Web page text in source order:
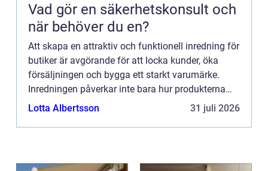
Vad gör en säkerhetskonsult och
när behöver du en?
Att skapa en attraktiv och funktionell inredning för
butiker är avgörande för att locka kunder, öka
försäljningen och bygga ett starkt varumärke.
Inredningen påverkar inte bara hur produkterna
exponeras, ...
Lotta Albertsson 31 juli 2026